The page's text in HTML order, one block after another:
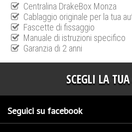
Centralina DrakeBox Monza
Cablaggio originale per la tua
Fascette di fissaggio
Manuale di istruzioni specifico
Garanzia di 2 anni
SCEGLI LA
Seguici su facebook